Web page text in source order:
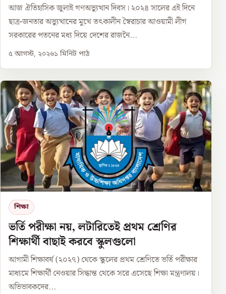
আজ ঐতিহাসিক জুলাই গণঅভ্যুত্থান দিবস। ২০২৪ সালের এই দিনে
ছাত্র-জনতার অভ্যুত্থানের মুখে তৎকালীন স্বৈরাচার আওয়ামী লীগ
সরকারের পতনের মধ্য দিয়ে দেশের রাজনৈ...
৫ আগস্ট, ২০২৬১ মিনিট পাঠ
শিক্ষা
ভর্তি পরীক্ষা নয়, লটারিতেই প্রথম শ্রেণির
শিক্ষার্থী বাছাই করবে স্কুলগুলো
আগামী শিক্ষাবর্ষ (২০২৭) থেকে স্কুলের প্রথম শ্রেণিতে ভর্তি পরীক্ষার
মাধ্যমে শিক্ষার্থী নেওয়ার সিদ্ধান্ত থেকে সরে এসেছে শিক্ষা মন্ত্রণালয়।
অভিভাবকদের...